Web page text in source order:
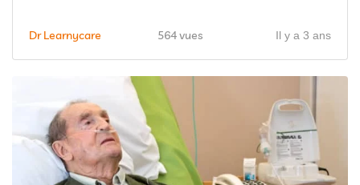
Dr Learnycare 564 vues Il y a 3 ans